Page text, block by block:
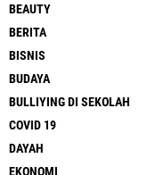
BEAUTY
BERITA
BISNIS
BUDAYA
BULLIYING DI SEKOLAH
COVID 19
DAYAH
EKONOMI